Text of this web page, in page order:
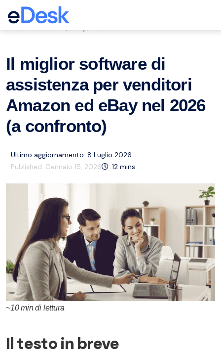
eCommerce Support Central
Il miglior software di
assistenza per venditori
Amazon ed eBay nel 2026
(a confronto)
Ultimo aggiornamento: 8 Luglio 2026
Published: Gennaio 15, 2026 12 mins
~10 min di lettura
Il testo in breve